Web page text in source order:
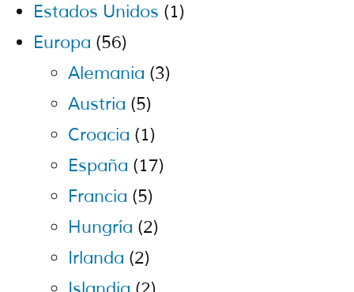
Estados Unidos (1)
Europa (56)
Alemania (3)
Austria (5)
Croacia (1)
España (17)
Francia (5)
Hungría (2)
Irlanda (2)